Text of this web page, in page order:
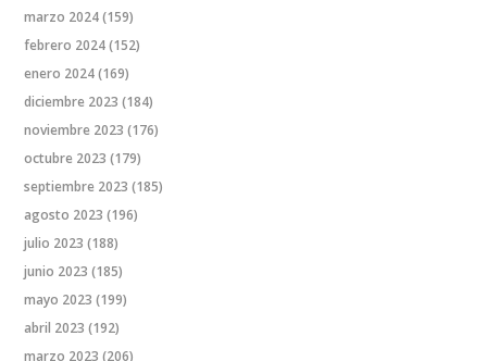
marzo 2024(159)
febrero 2024(152)
enero 2024(169)
diciembre 2023 (184)
noviembre 2023 (176)
octubre 2023 (179)
septiembre 2023 (185)
agosto 2023 (196)
julio 2023 (188)
junio 2023 (185)
mayo 2023 (199)
abril 2023 (192)
marzo 2023 (206)